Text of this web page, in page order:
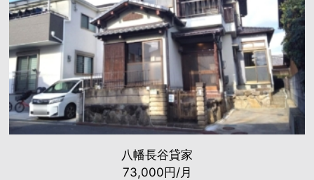
八幡長谷貸家
73,000円/月